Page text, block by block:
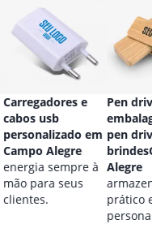
Carregadores e
cabos usb
personalizado em
Campo Alegre
energia sempre à
mão para seus
clientes.
Pen
pen
Alegre
prático